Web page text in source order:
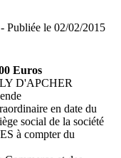
Publiée le 02/02/2015
Euros
D'APCHER
en date du
social de la société
à compter du